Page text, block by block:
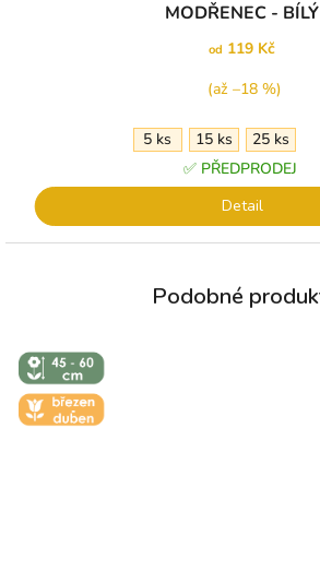
MODŘENEC - BÍLÝ
od 119 Kč
(až –18 %)
5 ks 15 ks
25 ks
✅ PŘEDPRODEJ
Detail
↕️ VÝŠKA 45
- 60 CM
🌼 KVĚT -
BŘEZEN -
DUBEN